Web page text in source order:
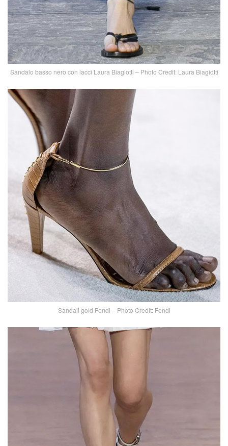
Sandalo basso nero con lacci Laura Biagiotti – Photo Credit: Laura Biagiotti
Sandali gold Fendi – Photo Credit: Fendi